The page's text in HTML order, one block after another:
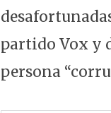
partido Vox y
persona